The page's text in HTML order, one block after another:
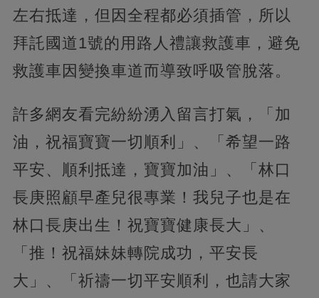
左右抵達，但因全程都必須插管，所以
拜託國道1號的用路人禮讓救護車，避免
救護車因變換車道而導致呼吸管脫落。
許多網友看完紛紛湧入留言打氣，「加
油，祝福寶寶一切順利」、「希望一路
平安、順利抵達，寶寶加油」、「林口
長庚照顧早產兒很專業！我兒子也是在
林口長庚出生！祝寶寶健康長大」、
「推！祝福妹妹轉院成功，平安長
大」、「祈禱一切平安順利，也請大家